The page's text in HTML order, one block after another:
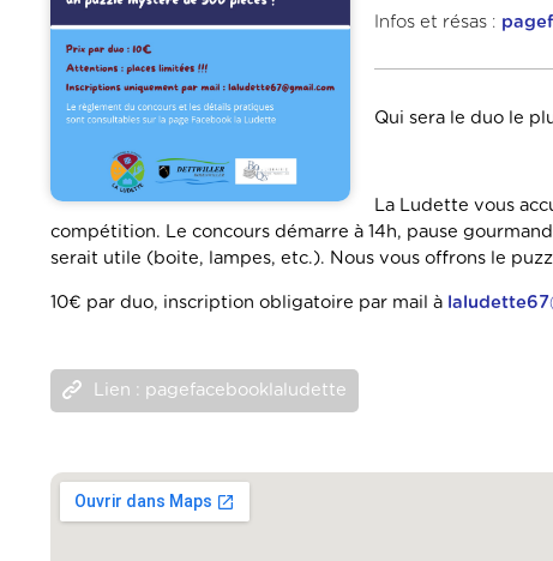
Infos et résas :
Qui sera le duo le
La Ludette vous
compétition. Le concours démarre à 14h, pause
serait utile (boite, lampes, etc.). Nous vous offrons le
10€ par duo, inscription obligatoire par mail à
Lien : pagefacebooklaludette